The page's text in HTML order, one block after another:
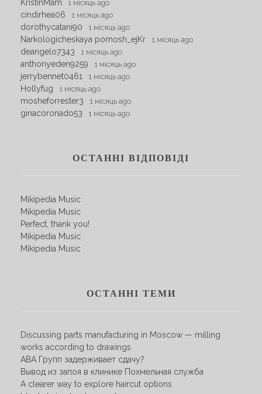
KristinMam 1 місяць ago
cindirhea06 1 місяць ago
dorothycatani90 1 місяць ago
Narkologicheskaya pomosh_ejKr 1 місяць ago
deangelo7343 1 місяць ago
anthonyeden9259 1 місяць ago
jerrybennet0461 1 місяць ago
Hollyfug 1 місяць ago
mosheforrester3 1 місяць ago
ginacoronado53 1 місяць ago
ОСТАННІ ВІДПОВІДІ
Mikipedia Music
Mikipedia Music
Perfect, thank you!
Mikipedia Music
Mikipedia Music
ОСТАННІ ТЕМИ
Discussing parts manufacturing in Moscow — milling
works according to drawings
АВА Групп задерживает сдачу?
Вывод из запоя в клинике Похмельная служба
A clearer way to explore haircut options